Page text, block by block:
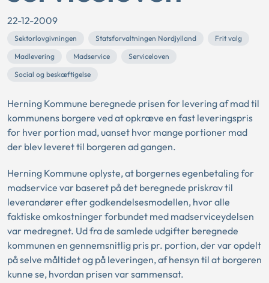
22-12-2009
Sektorlovgivningen Statsforvaltningen Nordjylland
Frit valg
Madlevering
Madservice
Serviceloven
Social og beskæftigelse
Herning Kommune beregnede prisen for levering af mad til
kommunens borgere ved at opkræve en fast leveringspris
for hver portion mad, uanset hvor mange portioner mad
der blev leveret til borgeren ad gangen.
Herning Kommune oplyste, at borgernes egenbetaling for
madservice var baseret på det beregnede priskrav til
leverandører efter godkendelsesmodellen, hvor alle
faktiske omkostninger forbundet med madserviceydelsen
var medregnet. Ud fra de samlede udgifter beregnede
kommunen en gennemsnitlig pris pr. portion, der var opdelt
på selve måltidet og på leveringen, af hensyn til at borgeren
kunne se, hvordan prisen var sammensat.